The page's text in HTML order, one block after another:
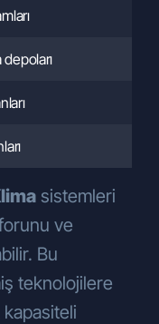
sistemleri
ve
Bu
teknolojilere
olarak
yöntem